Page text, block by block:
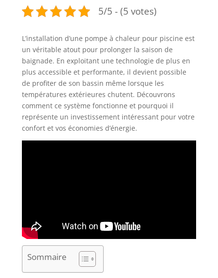
5/5 - (5 votes)
L’installation d’une pompe à chaleur pour piscine est
un véritable atout pour prolonger la saison de
baignade. En exploitant une technologie de plus en
plus accessible et performante, il devient possible
de profiter de son bassin même lorsque les
températures extérieures chutent. Découvrons
comment ce système fonctionne et pourquoi il
représente un investissement intéressant pour votre
confort et vos économies d’énergie.
Sommaire